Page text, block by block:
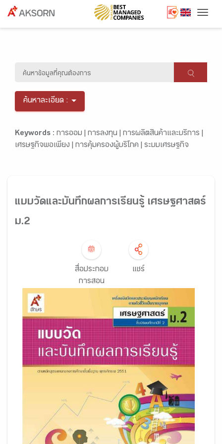
ค้นหาละเอียด :
Keywords : การออม | การลงทุน | การผลิตสินค้าและบริการ |
เศรษฐกิจพอเพียง | การคุ้มครองผู้บริโภค | ระบบเศรษฐกิจ
แบบวัดและบันทึกผลการเรียนรู้ เศรษฐศาสตร์
ม.2
สื่อประกอบ
การสอน
แชร์